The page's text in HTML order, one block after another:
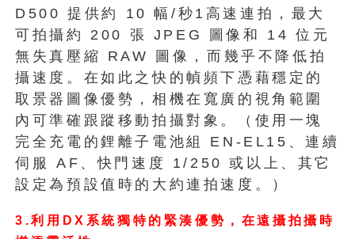
D500 提供約 10 幅/秒1高速連拍，最大
可拍攝約 200 張 JPEG 圖像和 14 位元
無失真壓縮 RAW 圖像，而幾乎不降低拍
攝速度。在如此之快的幀頻下憑藉穩定的
取景器圖像優勢，相機在寬廣的視角範圍
內可準確跟蹤移動拍攝對象。（使用一塊
完全充電的鋰離子電池組 EN-EL15、連續
伺服 AF、快門速度 1/250 或以上、其它
設定為預設值時的大約連拍速度。）
3.利用DX系統獨特的緊湊優勢，在遠攝拍攝時